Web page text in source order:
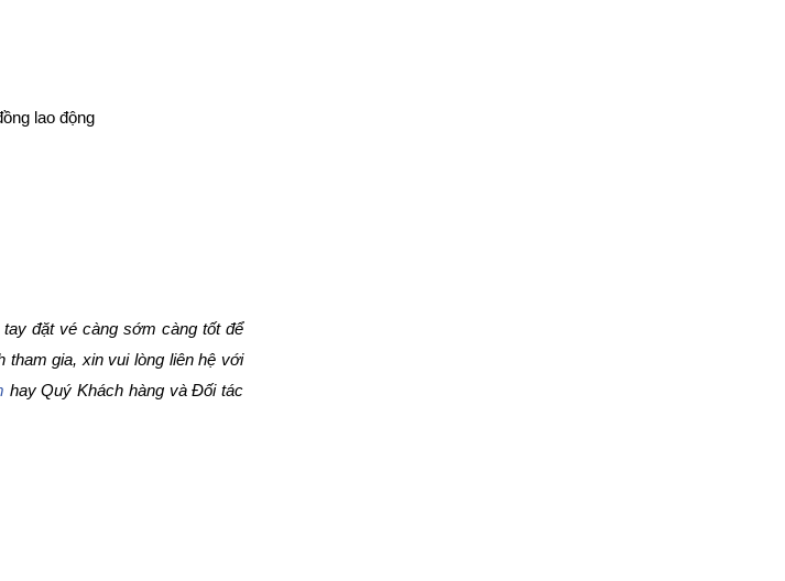
lao động
đặt vé càng sớm càng tốt để
gia, xin vui lòng liên hệ với
hay Quý Khách hàng và Đối tác